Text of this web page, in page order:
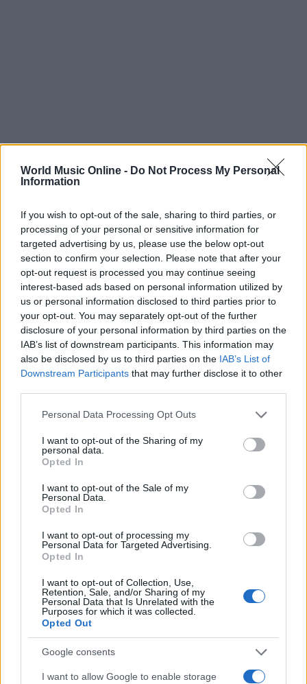
World Music Online - Do Not Process My Personal
Information
If you wish to opt-out of the sale, sharing to third parties, or
processing of your personal or sensitive information for
targeted advertising by us, please use the below opt-out
section to confirm your selection. Please note that after your
opt-out request is processed you may continue seeing
interest-based ads based on personal information utilized by
us or personal information disclosed to third parties prior to
your opt-out. You may separately opt-out of the further
disclosure of your personal information by third parties on the
IAB’s list of downstream participants. This information may
also be disclosed by us to third parties on the IAB’s List of
Downstream Participants that may further disclose it to other
Please note that this website/app uses one or more Google
not limited to your visit or usage behaviour. You may click to
grant or deny consent to Google and its third-party tags to
use your data for below specified purposes in below Google
consent section.
Personal Data Processing Opt Outs
I want to opt-out of the Sharing of my
personal data.
Opted In
I want to opt-out of the Sale of my
Personal Data.
Opted In
I want to opt-out of processing my
Personal Data for Targeted Advertising.
Opted In
I want to opt-out of Collection, Use,
Retention, Sale, and/or Sharing of my
Personal Data that Is Unrelated with the
Purposes for which it was collected.
Opted Out
Google consents
I want to allow Google to enable storage
AUTORE
Redazione
Continua a leggere
NEWS